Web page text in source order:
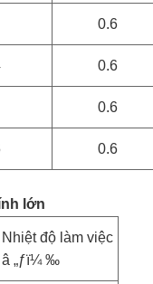
0.6
0.6
0.6
0.6
lớn
Nhiệt độ làm việc
â „ƒï¼ ‰